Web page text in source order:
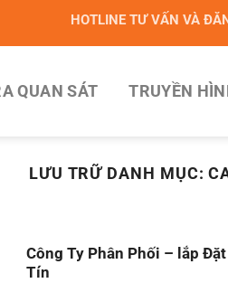
HOTLINE TƯ VẤN VÀ
QUAN SÁT TRUYỀN
LƯU TRỮ DANH MỤC:
Công Ty Phân Phối – lắp
Tín